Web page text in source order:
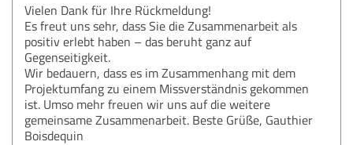
Vielen Dank für Ihre Rückmeldung!
Es freut uns sehr, dass Sie die Zusammenarbeit als
positiv erlebt haben – das beruht ganz auf
Gegenseitigkeit.
Wir bedauern, dass es im Zusammenhang mit dem
Projektumfang zu einem Missverständnis gekommen
ist. Umso mehr freuen wir uns auf die weitere
gemeinsame Zusammenarbeit. Beste Grüße, Gauthier
Boisdequin